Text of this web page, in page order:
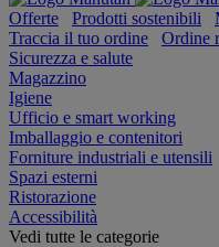
Offerte Prodotti sostenibili
Traccia il tuo ordine
Ordine
Sicurezza e salute
Magazzino
Igiene
Ufficio e smart working
Imballaggio e contenitori
Forniture industriali e utensili
Spazi esterni
Ristorazione
Accessibilità
Vedi tutte le categorie